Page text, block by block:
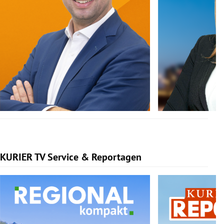
KURIER TV Service & Reportagen
Slide 1 von 3